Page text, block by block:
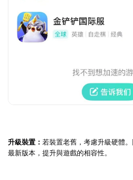
升級裝置： 若裝置老舊，考慮升級硬體
最新版本，提升與遊戲的相容性。